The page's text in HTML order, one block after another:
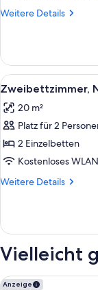
Weitere Details
Weitere
Nichtraucher
Alle
Fotos
für
Nichtraucher
anzeigen
7
Zweibettzimmer,
20 m²
Platz für 2
2 Einzelbetten
Kostenloses WLAN
Weitere Details
Weitere
Nichtraucher
Vielleicht
Anzeige
Nohga Hotel